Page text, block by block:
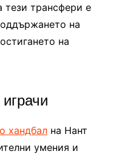
тези трансфери е
на
на
хандбална Нант
умения и